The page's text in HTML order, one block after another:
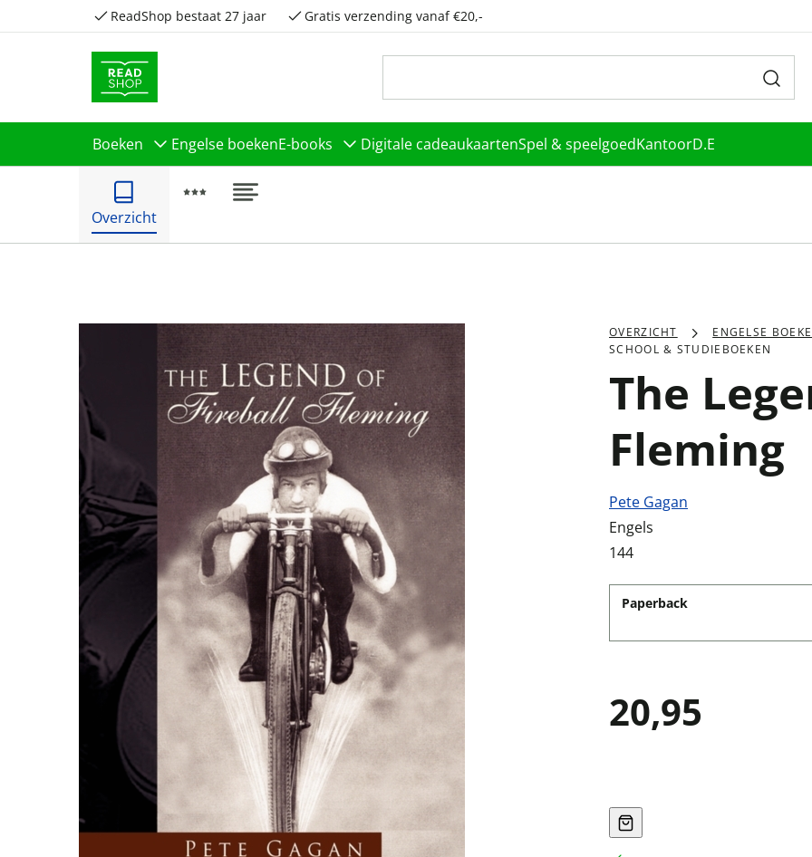
ReadShop bestaat 27 jaar Gratis verzending vanaf €20,-
Boeken Engelse boekenE-books Digitale cadeaukaartenSpel & speelgoedKantoorD.E
Overzicht
OVERZICHT ENGELSE
SCHOOL & STUDIEBOEKEN
The
Fleming
Pete Gagan
Engels
144
Paperback
20,95